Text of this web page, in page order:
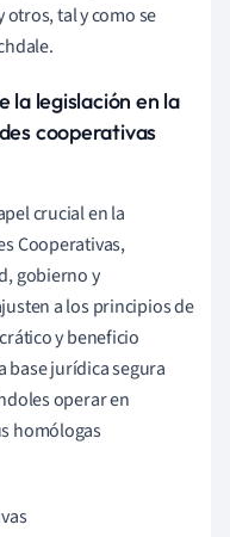
tal y como se
la legislación en la
cooperativas
crucial en la
Cooperativas,
gobierno y
a los principios de
y beneficio
base jurídica segura
operar en
homólogas